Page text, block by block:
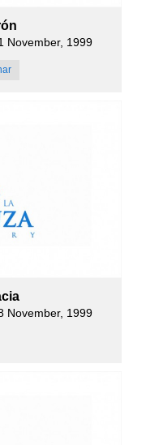
November, 1999
November, 1999